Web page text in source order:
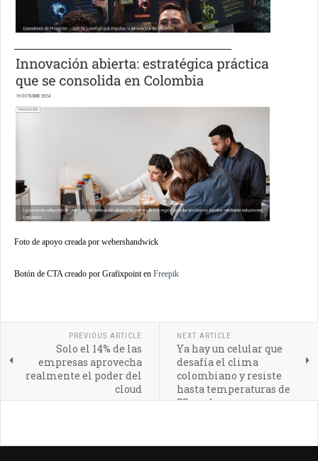
Foto de apoyo creada por webershandwick
Botón de CTA creado por Grafixpoint en Freepik
PREVIOUS ARTICLE
Solo el 14% de las
empresas aprovecha
realmente el poder del
cloud
NEXT ARTICLE
Ya hay un celular que
desafía el clima
colombiano y resiste
hasta temperaturas de
55 grados